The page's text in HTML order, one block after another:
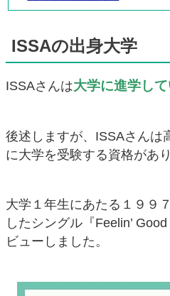
ISSAの出身大学
ISSAさんは大学に進学して
後述しますが、ISSAさんは
に大学を受験する資格があ
大学１年生にあたる１９９
したシングル『Feelin’
ビューしました。